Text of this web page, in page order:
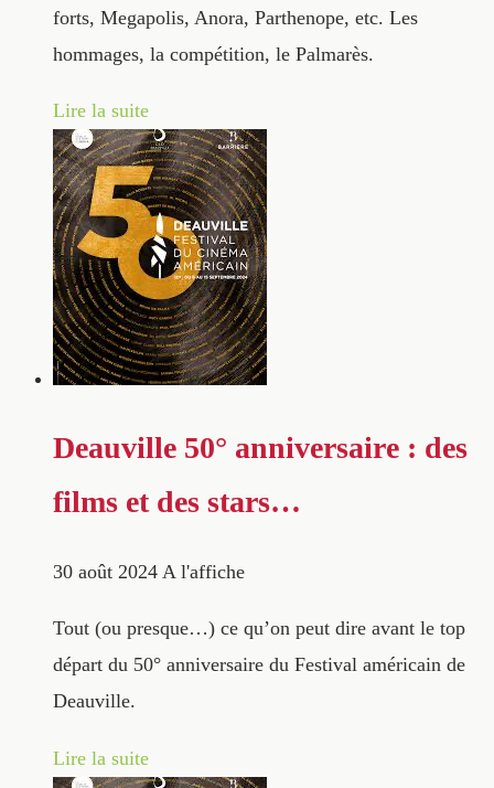
forts, Megapolis, Anora, Parthenope, etc. Les
hommages, la compétition, le Palmarès.
Lire la suite
Deauville 50° anniversaire : des
films et des stars…
30 août 2024 A l'affiche
Tout (ou presque…) ce qu’on peut dire avant le top
départ du 50° anniversaire du Festival américain de
Deauville.
Lire la suite